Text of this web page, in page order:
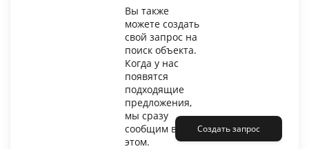
Вы также
можете создать
свой запрос на
поиск объекта.
Когда у нас
появятся
подходящие
предложения,
мы сразу
сообщим вам об
этом.
Создать запрос